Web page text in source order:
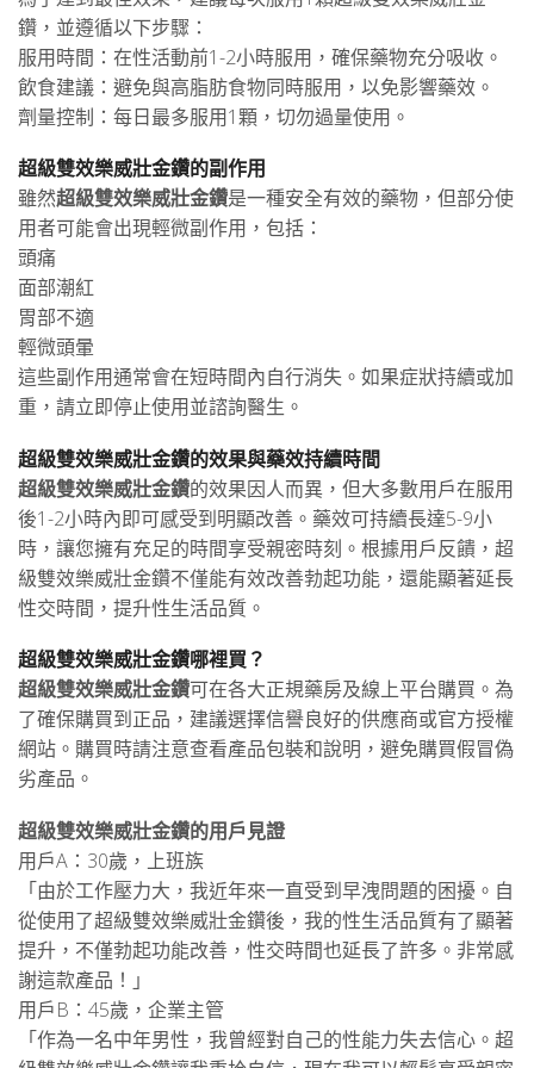
鑽，並遵循以下步驟：
服用時間：在性活動前1-2小時服用，確保藥物充分吸收。
飲食建議：避免與高脂肪食物同時服用，以免影響藥效。
劑量控制：每日最多服用1顆，切勿過量使用。
超級雙效樂威壯金鑽的副作用
雖然超級雙效樂威壯金鑽是一種安全有效的藥物，但部分使
用者可能會出現輕微副作用，包括：
頭痛
面部潮紅
胃部不適
輕微頭暈
這些副作用通常會在短時間內自行消失。如果症狀持續或加
重，請立即停止使用並諮詢醫生。
超級雙效樂威壯金鑽的效果與藥效持續時間
超級雙效樂威壯金鑽的效果因人而異，但大多數用戶在服用
後1-2小時內即可感受到明顯改善。藥效可持續長達5-9小
時，讓您擁有充足的時間享受親密時刻。根據用戶反饋，超
級雙效樂威壯金鑽不僅能有效改善勃起功能，還能顯著延長
性交時間，提升性生活品質。
超級雙效樂威壯金鑽哪裡買？
超級雙效樂威壯金鑽可在各大正規藥房及線上平台購買。為
了確保購買到正品，建議選擇信譽良好的供應商或官方授權
網站。購買時請注意查看產品包裝和說明，避免購買假冒偽
劣產品。
超級雙效樂威壯金鑽的用戶見證
用戶A：30歲，上班族
「由於工作壓力大，我近年來一直受到早洩問題的困擾。自
從使用了超級雙效樂威壯金鑽後，我的性生活品質有了顯著
提升，不僅勃起功能改善，性交時間也延長了許多。非常感
謝這款產品！」
用戶B：45歲，企業主管
「作為一名中年男性，我曾經對自己的性能力失去信心。超